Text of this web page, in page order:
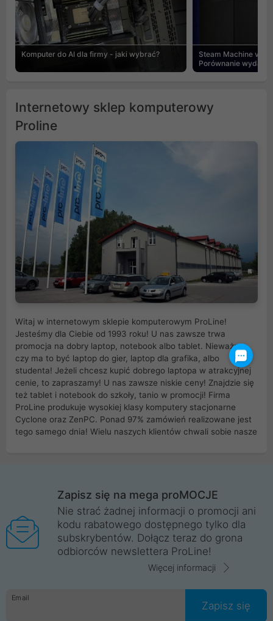
Komputer do AI dla firmy - jaki wybrać?
Steam Machine vs
Porównanie
Internetowy sklep komputerowy
Proline
Witaj w internetowym sklepie komputerowym ProLine!
Jesteśmy dla Ciebie od 1993 roku! U nas zawsze trwa
promocja na dobry laptop, notebook albo tablet. Nieważne
czy ma to być laptop do gier, laptop dla grafika, albo
studenta! Jeżeli chcesz kupić dobrego laptopa w atrakcyjnej
cenie, to zapraszamy! U nas zawsze niskie ceny! Znajdzie się
też tablet i notebook do szkoły, tanio w promocji! Firma
ProLine produkuje wysokiej klasy komputery stacjonarne
Cyclone oraz ZenPC. Ponad 97% zamówień realizowane jest
tego samego dnia! Wielu naszych klientów chwali sobie nasze
Wrocław, Poznań, Legnica, Katowice, Gliwice, Kalisz, Bytom,
Trzebnica, Opole. Szybka i profesjonalna obsługa!
ProLine to polska firma ze 100% polskim kapitałem. Działamy
legalnie i płacimy podatki w naszym kraju! Posiadamy siedzibę
główną w Mirkowie oraz salony na terenie kraju. Cała
komunikacja ze sklepem komputerowym ProLine jest
danych osobowych. Dlatego zakup notebooka albo laptopa w
ProLine to czysta przyjemność i pełne bezpieczeństwo.
Zaopatrzysz się u nas w akcesoria i części komputerowe
Zapisz się na mega proMOCJE
Nie strać żadnej informacji o promocji ani
kodu rabatowego dostępnego tylko dla
subskrybentów. Dołącz teraz do grona
odbiorców newslettera ProLine!
Więcej informacji
Email
Zapisz się